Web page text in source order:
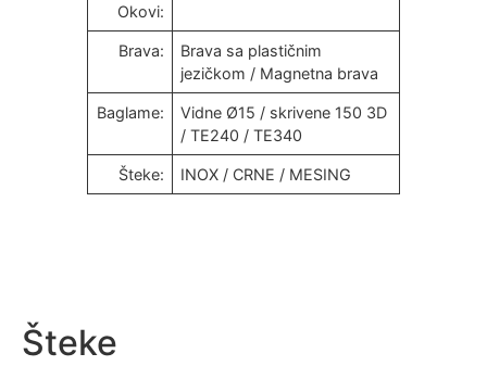
Okovi:
Brava:
Brava sa plastičnim
jezičkom / Magnetna brava
Baglame:
Vidne Ø15 / skrivene 150 3D
/ TE240 / TE340
Šteke: INOX / CRNE / MESING
Šteke